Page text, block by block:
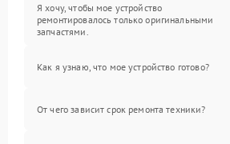
Я хочу, чтобы мое устройство
ремонтировалось только оригинальными
запчастями.
Как я узнаю, что мое устройство готово?
От чего зависит срок ремонта техники?